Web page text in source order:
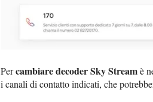
Percambiare decoder Sky Streamè
i canali di contatto indicati, che